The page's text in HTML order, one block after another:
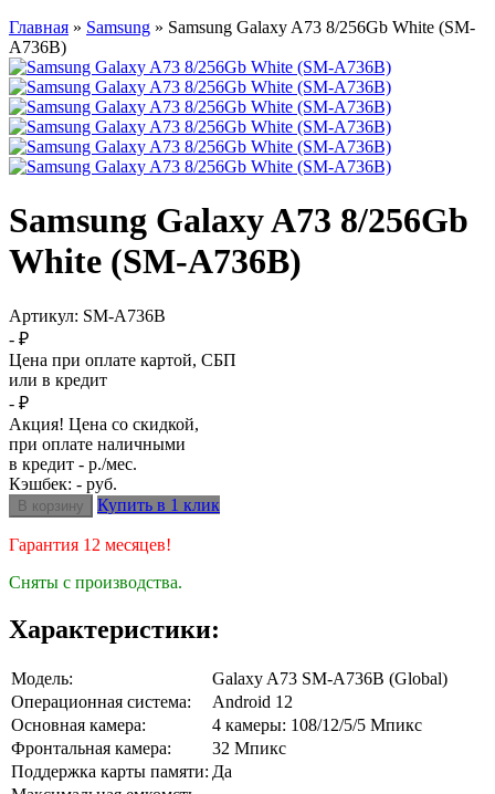
Главная » Samsung » Samsung Galaxy A73 8/256Gb White (SM-
A736B)
Samsung Galaxy A73 8/256Gb
White (SM-A736B)
Артикул: SM-A736B
- ₽
Цена при оплате картой, СБП
или в кредит
- ₽
Акция! Цена со скидкой,
при оплате наличными
в кредит - р./мес.
Кэшбек: - руб.
Купить в 1 клик
Гарантия 12 месяцев!
Сняты с производства.
Характеристики:
Модель:
Galaxy A73 SM-A736B (Global)
Операционная система:
Android 12
Основная камера:
4 камеры: 108/12/5/5 Мпикс
Фронтальная камера:
32 Мпикс
Поддержка карты памяти: Да